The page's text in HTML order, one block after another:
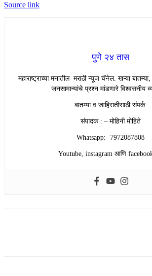
Source link
पुणे २४ तास
महाराष्ट्राच्या मनातील मराठी न्यूज चॅनेल. खऱ्या
जनसामान्यांचे प्रश्न मांडणारे विश्वसनीय
बातम्या व जाहिरातीसाठी संपर्क:
संपादक : – मोहिनी मोहिते
Whatsapp:- 7972087808
Youtube, instagram आणि